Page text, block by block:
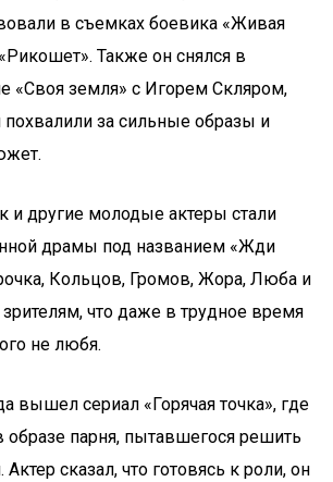
в съемках боевика «Живая
Также он снялся в
«Своя земля» с Игорем Скляром,
похвалили за сильные образы и
и другие молодые актеры стали
драмы под названием «Жди
Кольцов, Громов, Жора, Люба и
что даже в трудное время
не любя.
вышел сериал «Горячая точка», где
образе парня, пытавшегося решить
сказал, что готовясь к роли, он